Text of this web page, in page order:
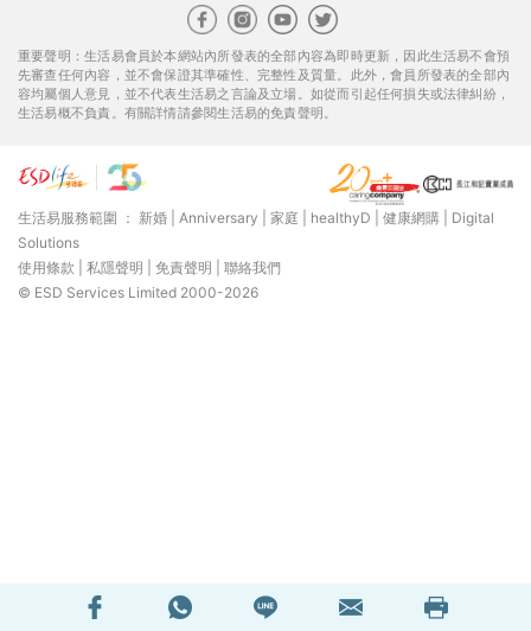
重要聲明：生活易會員於本網站內所發表的全部內容為即時更新，因此生活易不會預
先審查任何內容，並不會保證其準確性、完整性及質量。此外，會員所發表的全部內
容均屬個人意見，並不代表生活易之言論及立場。如從而引起任何損失或法律糾紛，
生活易概不負責。有關詳情請參閱生活易的免責聲明。
生活易服務範圍 ： 新婚 Anniversary 家庭 healthyD 健康網購
Digital
Solutions
使用條款
私隱聲明 免責聲明
聯絡我們
© ESD Services Limited 2000-2026